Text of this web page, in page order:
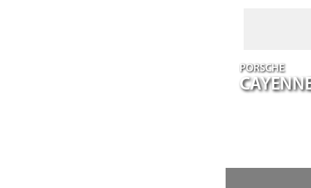
PORSCHE